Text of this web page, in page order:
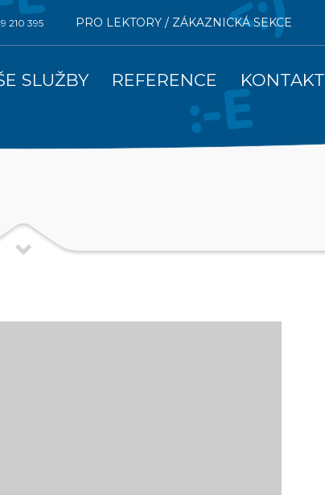
210 395 PRO LEKTORY / ZÁKAZNICKÁ SEKCE
SLUŽBY REFERENCE KONTAKT